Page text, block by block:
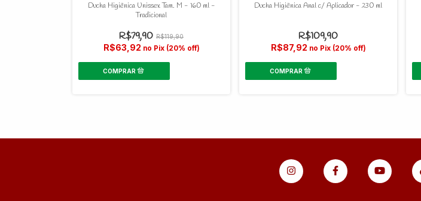
Ducha Higiênica Unissex Tam. M - 160 ml -
Tradicional
R$79,90 R$119,90
R$63,92 no Pix (20% off)
Ducha Higiênica Anal c/ Aplicador - 230 ml
R$109,90
R$87,92 no Pix (20% off)